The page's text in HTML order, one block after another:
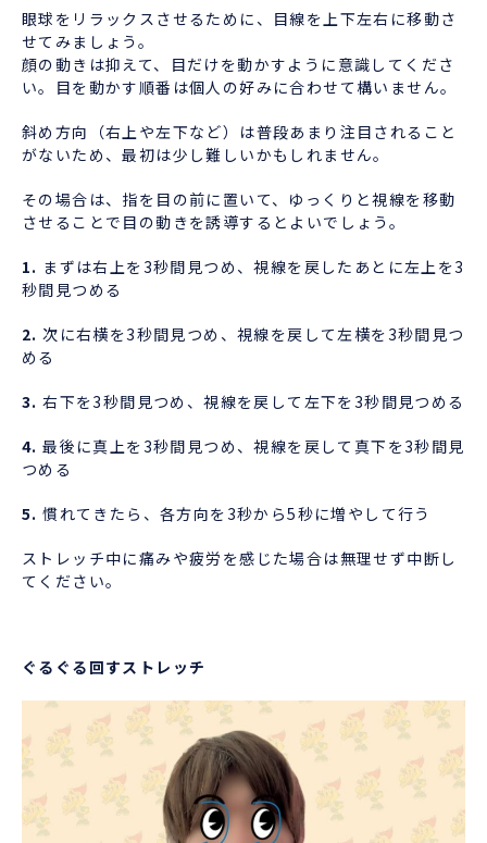
眼球をリラックスさせるために、目線を上下左右に移動さ
せてみましょう。
顔の動きは抑えて、目だけを動かすように意識してくださ
い。目を動かす順番は個人の好みに合わせて構いません。
斜め方向（右上や左下など）は普段あまり注目されること
がないため、最初は少し難しいかもしれません。
その場合は、指を目の前に置いて、ゆっくりと視線を移動
させることで目の動きを誘導するとよいでしょう。
1. まずは右上を3秒間見つめ、視線を戻したあとに左上を3
秒間見つめる
2.次に右横を3秒間見つめ、視線を戻して左横を3秒間見つ
める
3. 右下を3秒間見つめ、視線を戻して左下を3秒間見つめる
4. 最後に真上を3秒間見つめ、視線を戻して真下を3秒間見
つめる
5. 慣れてきたら、各方向を3秒から5秒に増やして行う
ストレッチ中に痛みや疲労を感じた場合は無理せず中断し
てください。
ぐるぐる回すストレッチ